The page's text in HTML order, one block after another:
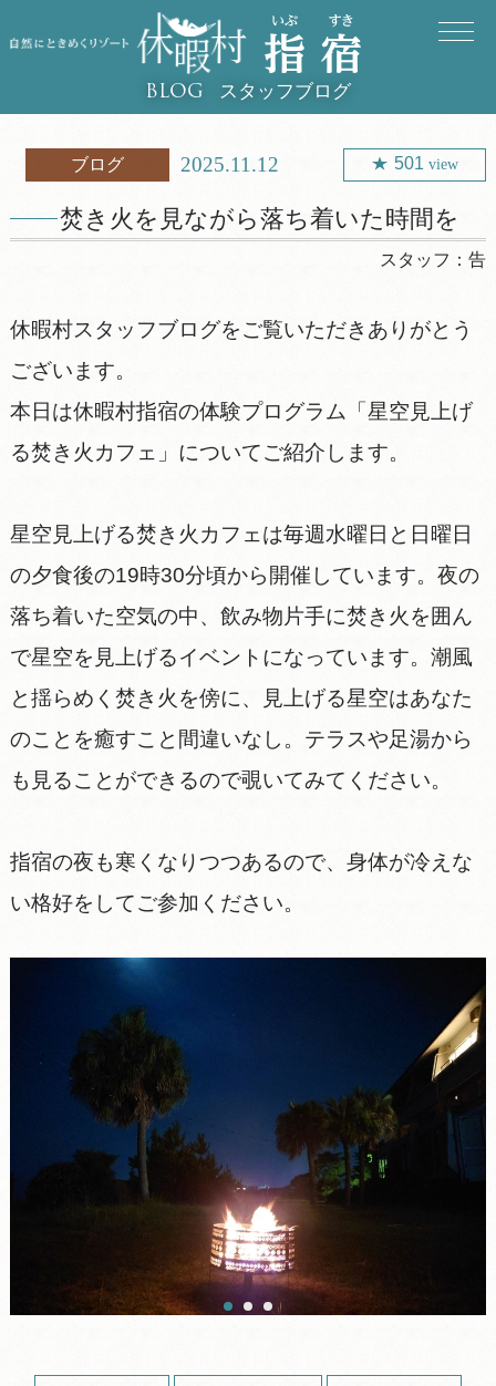
BLOG スタッフブログ
ブログ 2025.11.12 501 view
焚き火を見ながら落ち着いた時間を
スタッフ：告
休暇村スタッフブログをご覧いただきありがとう
ございます。
本日は休暇村指宿の体験プログラム「星空見上げ
る焚き火カフェ」についてご紹介します。
星空見上げる焚き火カフェは毎週水曜日と日曜日
の夕食後の19時30分頃から開催しています。夜の
落ち着いた空気の中、飲み物片手に焚き火を囲ん
で星空を見上げるイベントになっています。潮風
と揺らめく焚き火を傍に、見上げる星空はあなた
のことを癒すこと間違いなし。テラスや足湯から
も見ることができるので覗いてみてください。
指宿の夜も寒くなりつつあるので、身体が冷えな
い格好をしてご参加ください。